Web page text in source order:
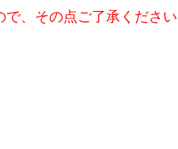
、その点ご了承ください